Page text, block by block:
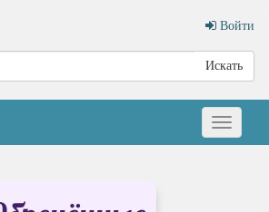
Войти
Искать
Меню